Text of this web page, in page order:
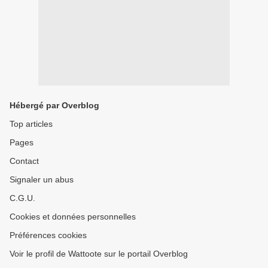
Hébergé par Overblog
Top articles
Pages
Contact
Signaler un abus
C.G.U.
Cookies et données personnelles
Préférences cookies
Voir le profil de Wattoote sur le portail Overblog